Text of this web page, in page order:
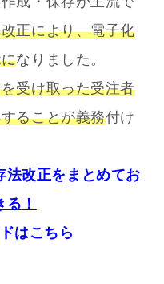
正により、電子化
なりました。
受け取った受注者
ることが義務付け
改正をまとめてお
！
はこちら